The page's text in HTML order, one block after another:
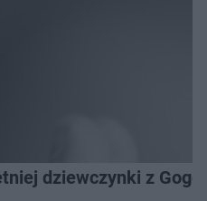
dziewczynki z